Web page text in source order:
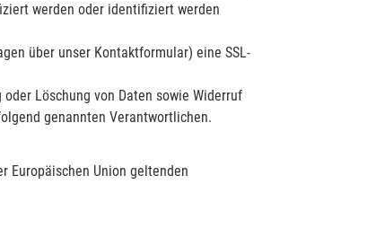
werden oder identifiziert werden
über unser Kontaktformular) eine SSL-
Löschung von Daten sowie Widerruf
genannten Verantwortlichen.
Europäischen Union geltenden